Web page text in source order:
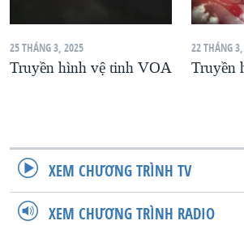
25 THÁNG 3, 2025
Truyền hình vệ tinh VOA
22 THÁNG
Truyền
XEM CHƯƠNG TRÌNH TV
XEM CHƯƠNG TRÌNH RADIO